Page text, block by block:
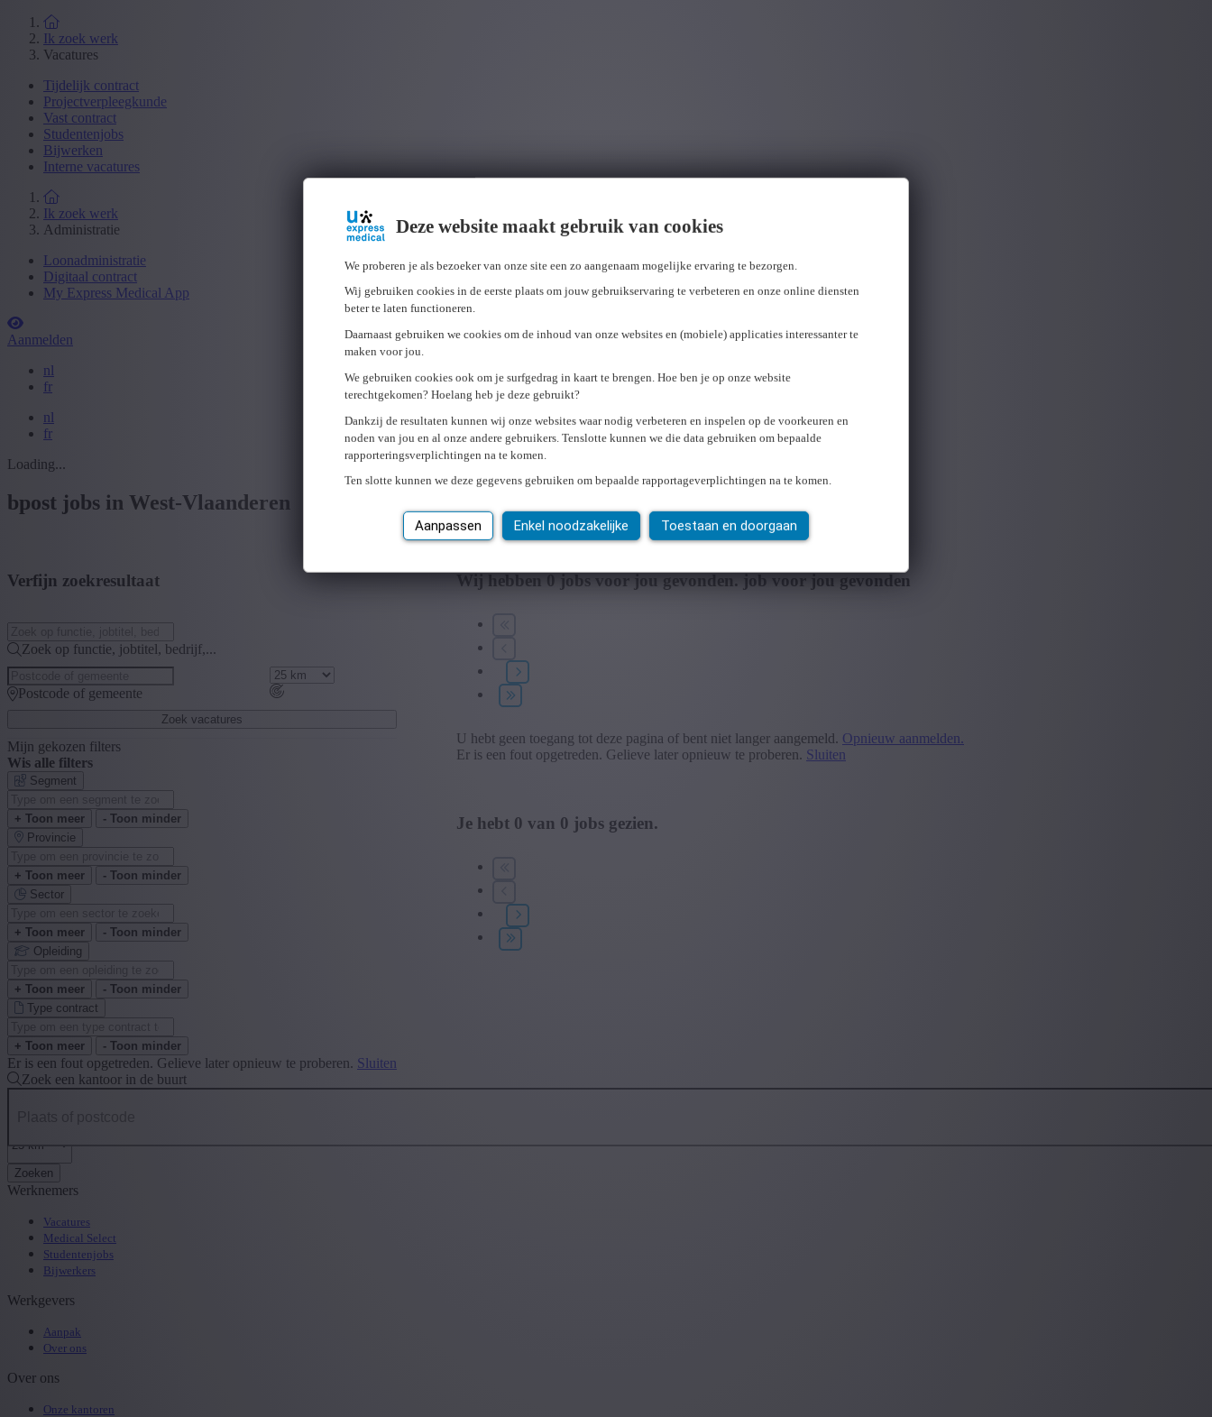
Deze website maakt gebruik van cookies
We proberen je als bezoeker van onze site een zo aangenaam mogelijke ervaring te bezorgen.
Wij gebruiken cookies in de eerste plaats om jouw gebruikservaring te verbeteren en onze online diensten
beter te laten functioneren.
Daarnaast gebruiken we cookies om de inhoud van onze websites en (mobiele) applicaties interessanter te
maken voor jou.
We gebruiken cookies ook om je surfgedrag in kaart te brengen. Hoe ben je op onze website
terechtgekomen? Hoelang heb je deze gebruikt?
Dankzij de resultaten kunnen wij onze websites waar nodig verbeteren en inspelen op de voorkeuren en
noden van jou en al onze andere gebruikers. Tenslotte kunnen we die data gebruiken om bepaalde
rapporteringsverplichtingen na te komen.
Ten slotte kunnen we deze gegevens gebruiken om bepaalde rapportageverplichtingen na te komen.
Aanpassen Enkel noodzakelijke Toestaan en doorgaan
Ik zoek werk
Vacatures
Tijdelijk contract
Projectverpleegkunde
Vast contract
Studentenjobs
Bijwerken
Interne vacatures
Ik zoek werk
Administratie
Loonadministratie
Digitaal contract
My Express Medical App
Aanmelden
nl
fr
nl
fr
Loading...
bpost jobs in West-Vlaanderen
Verfijn zoekresultaat
Zoek op functie, jobtitel, bedrijf,...
Postcode of gemeente
Zoek vacatures
Mijn gekozen filters
Wis alle filters
Segment
+ Toon meer
- Toon minder
Provincie
+ Toon meer
- Toon minder
Sector
+ Toon meer
- Toon minder
Opleiding
+ Toon meer
- Toon minder
Type contract
+ Toon meer - Toon minder
Wij hebben 0 jobs voor jou gevonden. job voor jou gevonden
U hebt geen toegang tot deze pagina of bent niet langer aangemeld. Opnieuw aanmelden.
Er is een fout opgetreden. Gelieve later opnieuw te proberen. Sluiten
Je hebt 0 van 0 jobs gezien.
Er is een fout opgetreden. Gelieve later opnieuw te proberen. Sluiten
Zoek een kantoor in de buurt
Zoeken
Werknemers
Vacatures
Medical Select
Studentenjobs
Bijwerkers
Werkgevers
Aanpak
Over ons
Over ons
Onze kantoren